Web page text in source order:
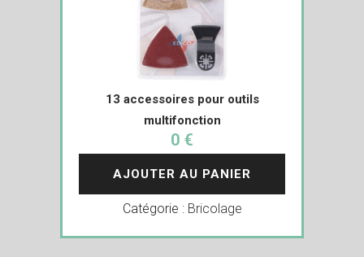
13 accessoires pour outils
multifonction
0 €
AJOUTER AU PANIER
Catégorie : Bricolage